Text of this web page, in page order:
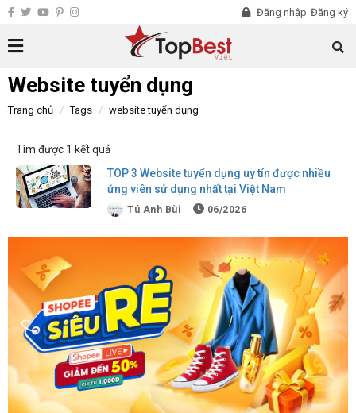
Đăng nhập Đăng ký
Website tuyển dụng
Trang chủ Tags website tuyển dụng
Tìm được 1 kết quả
TOP 3 Website tuyển dụng uy tín được nhiều
ứng viên sử dụng nhất tại Việt Nam
Tú Anh Bùi 06/2026